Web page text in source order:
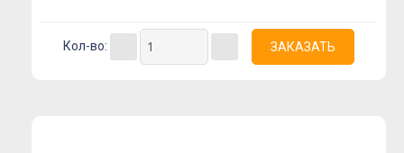
Букеты из эустомы
Кол-во: